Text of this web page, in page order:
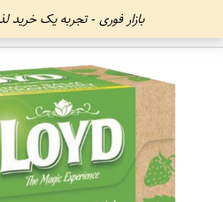
بازار فوری - تجربه یک